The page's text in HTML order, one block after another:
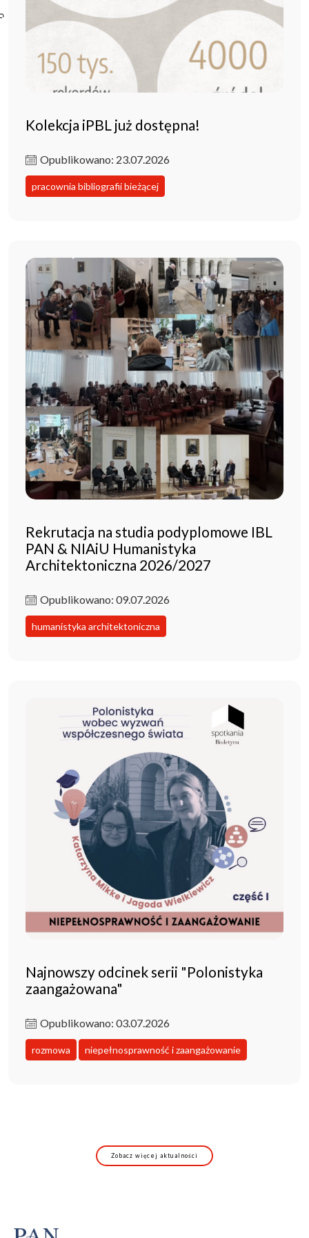
Poczta ibl.waw.pl
Kontakt
Kolekcja iPBL już dostępna!
Opublikowano: 23.07.2026
pracownia bibliografii bieżącej
Rekrutacja na studia podyplomowe IBL
PAN & NIAiU Humanistyka
Architektoniczna 2026/2027
Opublikowano: 09.07.2026
humanistyka architektoniczna
Najnowszy odcinek serii "Polonistyka
zaangażowana"
Opublikowano: 03.07.2026
rozmowa niepełnosprawność i zaangażowanie
Zobacz więcej aktualności